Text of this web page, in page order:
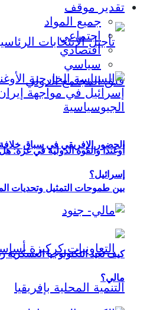
الحضور الإفريقي في سباق خلافة
بين طموحات التمثيل وتحديات
تقدير موقف
جميع المواد
اجتماعي
اقتصادي
سياسي
أوغندا والقوة الدولية في غزة:
إسرائيل؟
كيف تعيد التكنولوجيا العسكرية
مالي؟